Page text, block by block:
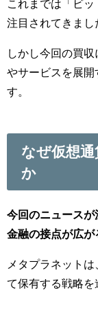
これまでは「ビ
注目されてきまし
しかし今回の買
やサービスを展
す。
なぜ仮想
か
今回のニュース
金融の接点が広が
メタプラネット
て保有する戦略を